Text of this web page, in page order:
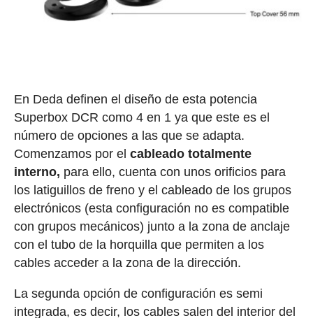
En Deda definen el diseño de esta potencia
Superbox DCR como 4 en 1 ya que este es el
número de opciones a las que se adapta.
Comenzamos por el cableado totalmente
interno, para ello, cuenta con unos orificios para
los latiguillos de freno y el cableado de los grupos
electrónicos (esta configuración no es compatible
con grupos mecánicos) junto a la zona de anclaje
con el tubo de la horquilla que permiten a los
cables acceder a la zona de la dirección.
La segunda opción de configuración es semi
integrada, es decir, los cables salen del interior del